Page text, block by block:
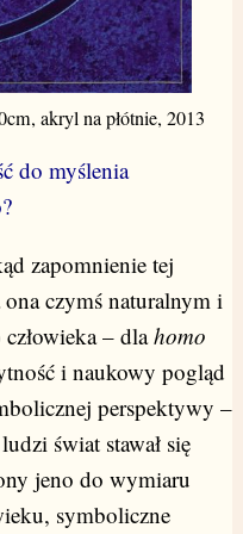
akryl na płótnie, 2013
do myślenia
zapomnienie tej
czymś naturalnym i
– dlahomo
i naukowy pogląd
perspektywy –
świat stawał się
jeno do wymiaru
symboliczne